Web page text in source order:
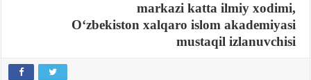
markazi katta ilmiy xodimi,
Oʻzbekiston xalqaro islom akademiyasi
mustaqil izlanuvchisi